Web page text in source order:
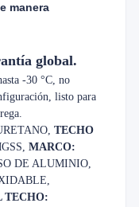
manera
global.
-30 °C, no
listo para
TECHO
MARCO:
DE ALUMINIO,
TECHO: